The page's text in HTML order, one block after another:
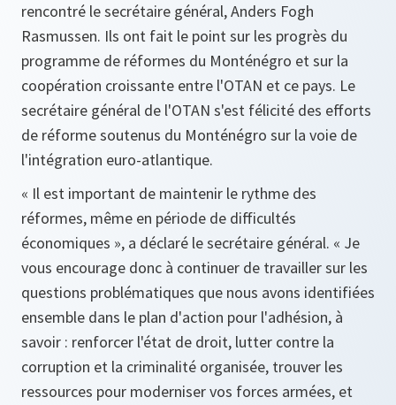
rencontré le secrétaire général, Anders Fogh
Rasmussen. Ils ont fait le point sur les progrès du
programme de réformes du Monténégro et sur la
coopération croissante entre l'OTAN et ce pays. Le
secrétaire général de l'OTAN s'est félicité des efforts
de réforme soutenus du Monténégro sur la voie de
l'intégration euro-atlantique.
« Il est important de maintenir le rythme des
réformes, même en période de difficultés
économiques », a déclaré le secrétaire général. « Je
vous encourage donc à continuer de travailler sur les
questions problématiques que nous avons identifiées
ensemble dans le plan d'action pour l'adhésion, à
savoir : renforcer l'état de droit, lutter contre la
corruption et la criminalité organisée, trouver les
ressources pour moderniser vos forces armées, et